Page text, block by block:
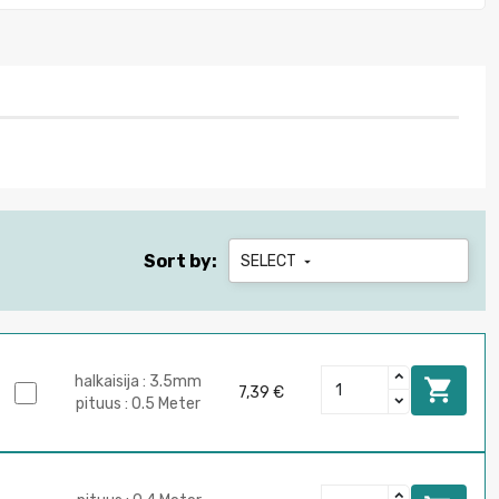
Sort by: SELECT 
halkaisija : 3.5mm
pituus : 0.5 Meter
7,39 € 